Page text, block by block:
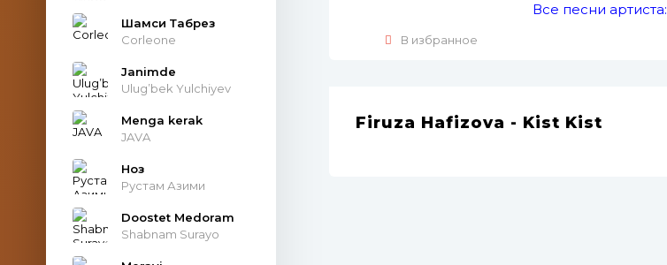
Шамси Табрез
Corleone
Janimde
Ulug’bek Yulchiyev
Menga kerak
JAVA
Ноз
Рустам Азими
Doostet Medoram
Shabnam Surayo
В избранное
Все песни артиста:
Firuza Hafizova - Kist Kist